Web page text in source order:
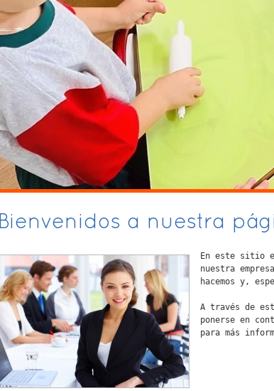
Bienvenidos a nuestra
En este sitio
nuestra
hacemos y,
A través de
ponerse en
para más